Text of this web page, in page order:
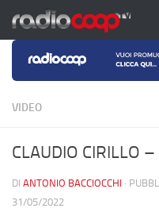
Salta al contenuto
VIDEO
CLAUDIO CIRILLO
DI ANTONIO BACCIOCCHI ·
31/05/2022